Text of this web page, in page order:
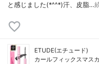
と感じました(*^^*)汗、皮脂…
ETUDE(エチュード)
カールフィックスマス